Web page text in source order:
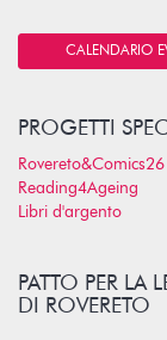
CALENDARIO
PROGETTI
Rovereto&Comics26
Reading4Ageing
Libri d'argento
PATTO PER LA
DI ROVERETO